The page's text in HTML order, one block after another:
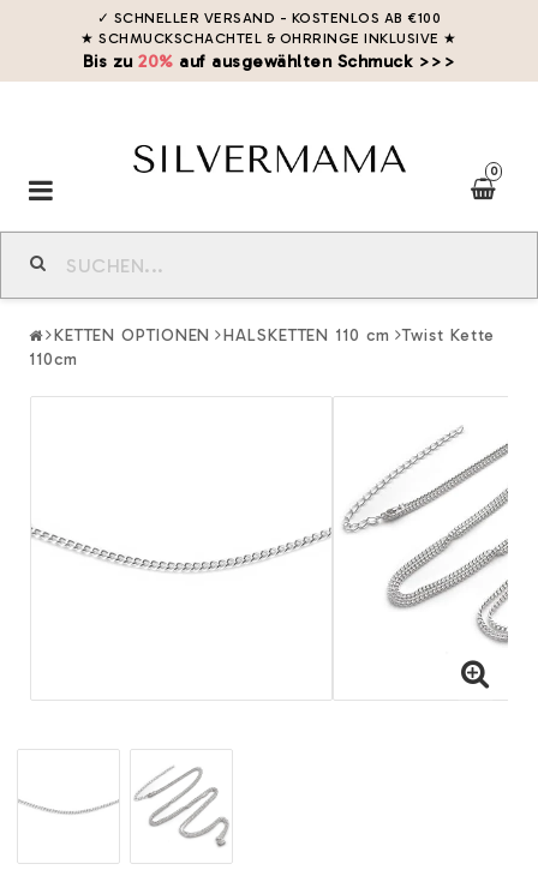
✓ SCHNELLER VERSAND - KOSTENLOS AB €100
★ SCHMUCKSCHACHTEL & OHRRINGE INKLUSIVE ★
Bis zu20% auf ausgewählten Schmuck >>>
0
Toggle
navigation
KETTEN OPTIONEN HALSKETTEN 110 cm
Twist Kette
110cm